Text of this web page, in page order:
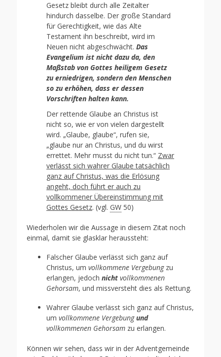
Gesetz bleibt durch alle Zeitalter
hindurch dasselbe. Der große Standard
für Gerechtigkeit, wie das Alte
Testament ihn beschreibt, wird im
Neuen nicht abgeschwächt. Das
Evangelium ist nicht dazu da, den
Maßstab von Gottes heiligem Gesetz
zu erniedrigen, sondern den Menschen
so zu erhöhen, dass er dessen
Vorschriften halten kann.
Der rettende Glaube an Christus ist
nicht so, wie er von vielen dargestellt
wird. „Glaube, glaube“, rufen sie,
„glaube nur an Christus, und du wirst
errettet. Mehr musst du nicht tun.“ Zwar
verlässt sich wahrer Glaube tatsächlich
ganz auf Christus, was die Erlösung
angeht, doch führt er auch zu
vollkommener Übereinstimmung mit
Gottes Gesetz. (vgl. GW 50)
Wiederholen wir die Aussage in diesem Zitat noch
einmal, damit sie glasklar heraussteht:
Falscher Glaube verlässt sich ganz auf
Christus, um vollkommene Vergebungzu
erlangen, jedoch nicht vollkommenen
Gehorsam, und missversteht dies als Rettung.
Wahrer Glaube verlässt sich ganz auf Christus,
um vollkommene Vergebungund
vollkommenen Gehorsam zu erlangen.
Können wir sehen, dass wir in der Adventgemeinde